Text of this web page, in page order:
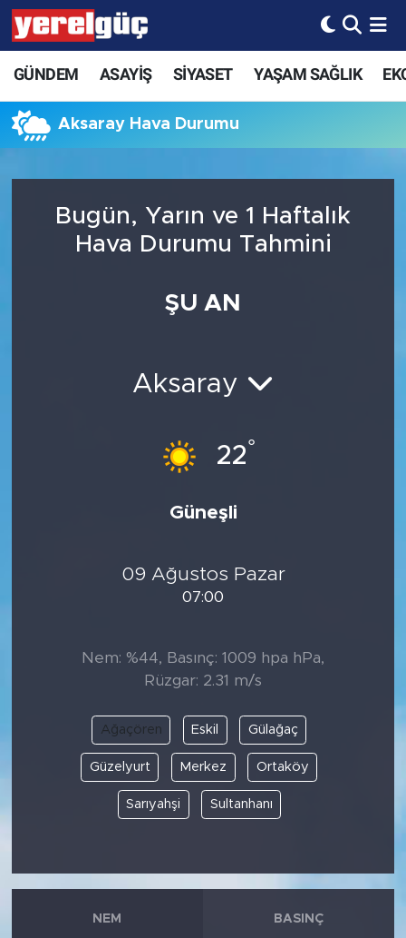
GÜNDEM ASAYİŞ SİYASET YAŞAM SAĞLIK
Aksaray Hava Durumu
Bugün, Yarın ve 1 Haftalık
Hava Durumu Tahmini
ŞU AN
Aksaray
22°
Güneşli
09 Ağustos Pazar
07:00
Nem: %44, Basınç: 1009 hpa hPa,
Rüzgar: 2.31 m/s
Ağaçören Eskil Gülağaç
Güzelyurt Merkez Ortaköy
Sarıyahşi Sultanhanı
NEM BASINÇ